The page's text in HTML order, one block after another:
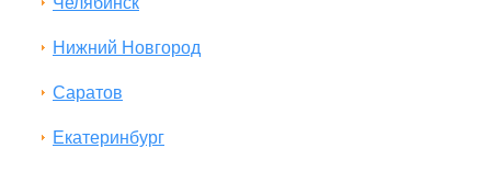
Нижний Новгород
Саратов
Екатеринбург